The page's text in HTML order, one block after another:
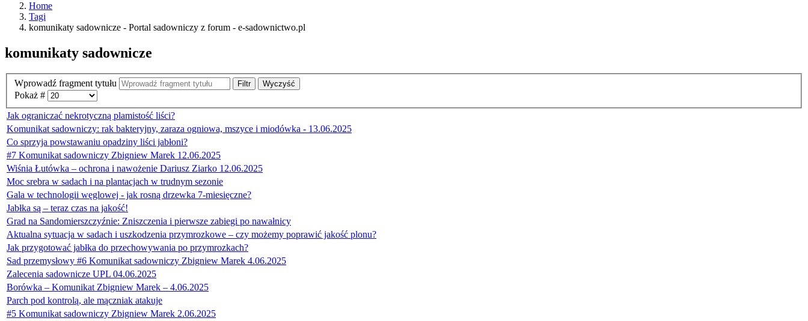
Home
Tagi
komunikaty sadownicze - Portal sadowniczy z forum - e-sadownictwo.pl
komunikaty sadownicze
Wprowadź fragment tytułu Filtr Wyczyść
Pokaż #
Jak ograniczać nekrotyczną plamistość liści?
Komunikat sadowniczy: rak bakteryjny, zaraza ogniowa, mszyce i miodówka - 13.06.2025
Co sprzyja powstawaniu opadziny liści jabłoni?
#7 Komunikat sadowniczy Zbigniew Marek 12.06.2025
Wiśnia Łutówka – ochrona i nawożenie Dariusz Ziarko 12.06.2025
Moc srebra w sadach i na plantacjach w trudnym sezonie
Gala w technologii węglowej - jak rosną drzewka 7-miesięczne?
Jabłka są – teraz czas na jakość!
Grad na Sandomierszczyźnie: Zniszczenia i pierwsze zabiegi po nawałnicy
Aktualna sytuacja w sadach i uszkodzenia przymrozkowe – czy możemy poprawić jakość plonu?
Jak przygotować jabłka do przechowywania po przymrozkach?
Sad przemysłowy #6 Komunikat sadowniczy Zbigniew Marek 4.06.2025
Zalecenia sadownicze UPL 04.06.2025
Borówka – Komunikat Zbigniew Marek – 4.06.2025
Parch pod kontrolą, ale mączniak atakuje
#5 Komunikat sadowniczy Zbigniew Marek 2.06.2025